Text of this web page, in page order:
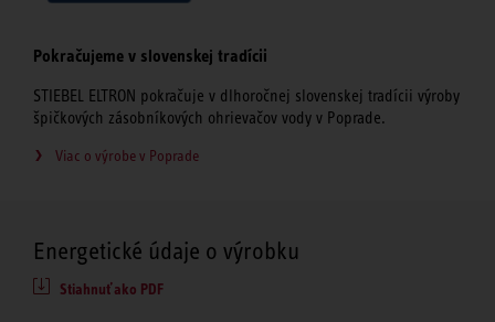
Pokračujeme v slovenskej tradícii
STIEBEL ELTRON pokračuje v dlhoročnej slovenskej tradícii výroby
špičkových zásobníkových ohrievačov vody v Poprade.
Viac o výrobe v Poprade
Energetické údaje o výrobku
Stiahnuť ako PDF